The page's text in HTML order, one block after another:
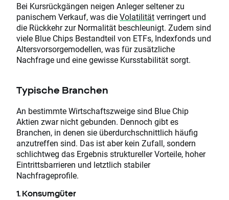
Bei Kursrückgängen neigen Anleger seltener zu
panischem Verkauf, was dieVolatilitätverringert und
die Rückkehr zur Normalität beschleunigt. Zudem sind
viele Blue Chips Bestandteil von ETFs, Indexfonds und
Altersvorsorgemodellen, was für zusätzliche
Nachfrage und eine gewisse Kursstabilität sorgt.
Typische Branchen
An bestimmte Wirtschaftszweige sind Blue Chip
Aktien zwar nicht gebunden. Dennoch gibt es
Branchen, in denen sie überdurchschnittlich häufig
anzutreffen sind. Das ist aber kein Zufall, sondern
schlichtweg das Ergebnis struktureller Vorteile, hoher
Eintrittsbarrieren und letztlich stabiler
Nachfrageprofile.
1. Konsumgüter